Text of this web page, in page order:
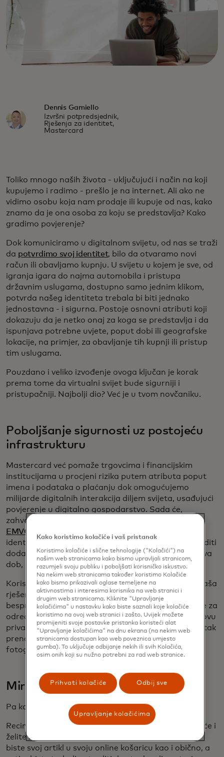
Dennis Gamiello
Izvršni potpredsjednik,
Rješenja za identitet,
Mastercard
Toliko mnogo naših života - uključujući i način na koji
kupujemo i radimo - prešlo je na internet. Ali ako ne
vidimo osobu koja nam prodaje ili kupuje od nas, kako
znamo da je ona osoba za koju se predstavlja? Kako
gradimo povjerenje?
Dok komuniciramo u digitalnom svijetu, od nas se traži
da potvrdimo svoj identitet, bilo da otvaramo novi
račun ili obavljamo kupnju. U svijetu u kojem je sve, od
igranja igara do najma automobila i pristupa
državnim uslugama, dostupno samo jednim klikom,
potvrda našeg identiteta trebala bi biti jednako
jednostavna - i sigurna. Postoje osnovni atributi koji
dokazuju da je netko onaj za koga se predstavlja i da
ispunjava potrebne uvjete, poput dobi ili geografske
lokacije, na primjer, za obavljanje tih kupnji ili pristup
tim uslugama.
Pouzdano i veliko izvođenje ovoga ključan je korak
prema tome da virtualni svijet bude sigurniji i
pristupačniji. Najbolji dio? Već je u tvom novčaniku.
Poboljšanje sigurnosti uz postojeću
infrastrukturu
Mastercard već pomaže trgovcima i financijskim
institucijama u procjeni rizika putem atributa poput
imena i podataka o plaćanju dok omogućujemo
milijarde digitalnih interakcija diljem svijeta, usađujući
povjerenje u digitalno gospodarstvo. Sada će,
zahvaljujući novim industrijskim specifikacijama
EMVCo-a
identitetskih atributa, izdavatelji uskoro moći potvrditi
dodatne atribute korisnika kartica, kao što su njihova
dob, datum rođenja ili adresa.
Koristeći tehnologiju koja stoji iza platnih kartica, naša
rješenja omogućit će našim partnerima da
besprijekorno provjere ispunjava li potrošač kriterije za
određenu robu i usluge, a istovremeno zaštite njegovu
privatnost. Time se eliminira često nezgrapan zadatak
prenošenja dokumenata poput osobne iskaznice s
fotografijom, dokaza o prebivalištu ili putovnice.
Mir u svakoj transakciji i interakciji
Pa kako to funkcionira?
Recimo da ste upravo zaključili kupnju svoje prve kuće i
želite naručiti bocu šampanjca za proslavu. Stavili
biste svoj artikl u svoju online košaricu kao i obično, a
Kako koristimo kolačiće i vaš pristanak
Koristimo kolačiće i slične tehnologije ("Kolačići") na
našim web stranicama kako bismo upravljali stranicom,
razumjeli svoju publiku i poboljšati korisničko iskustvo.
Na nekim web stranicama također koristimo Kolačiće
kako bismo prikazivali oglase temeljene na
aktivnostima i interesima korisnika na web stranici i
drugim web stranicama. Kliknite "Upravljanje
kolačićima" u nastavku kako biste saznali koje kolačiće
koristimo na ovoj web stranici i zašto. Uvijek možete
promijeniti svoje postavke pristanka koristeći alat
"Upravljanje kolačićima" na dnu ekrana (na nekim web
stranicama dostupan kao web poveznica umjesto
gumba). To uključuje odbijanje nekih ili svih Kolačića,
osim onih koji su nužno potrebni za rad web stranice.
Prihvati kolačiće Odbij sve
Upravljanje kolačićima